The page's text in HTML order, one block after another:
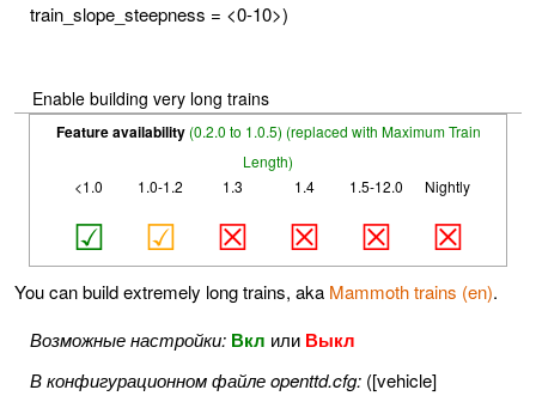
train_slope_steepness = <0-10>)
Enable building very long trains
Feature availability (0.2.0 to 1.0.5) (replaced with Maximum Train
Length)
<1.0
☑
1.0-1.2
☑
1.3
☒
1.4
☒
1.5-12.0
☒
Nightly
☒
You can build extremely long trains, aka Mammoth trains (en).
Возможные настройки: Вкл или Выкл
В конфигурационном файле openttd.cfg: ([vehicle]